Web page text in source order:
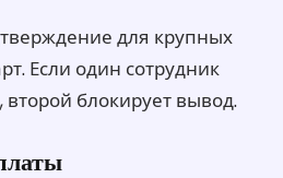
для крупных
Если один сотрудник
блокирует вывод.